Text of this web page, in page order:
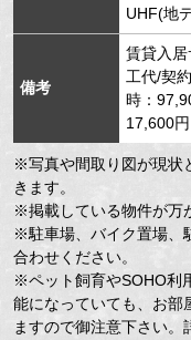
UHF(地
備考
賃貸入
工代/契
時：
17,600円
※写真や間取り図が現状
きます。
※掲載している物件が万
※駐車場、バイク置場、
合わせください。
※ペット飼育やSOHO利
能になっていても、お部
ますので御注意下さい